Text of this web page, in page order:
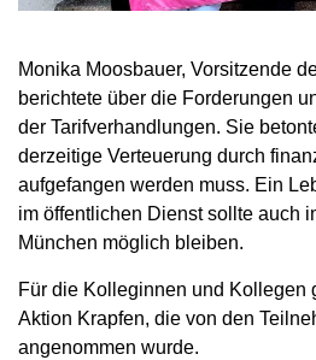
Monika Moosbauer, Vorsitzende
berichtete über die Forderungen
der Tarifverhandlungen. Sie
derzeitige Verteuerung durch
aufgefangen werden muss. Ein
im öffentlichen Dienst sollte auch
München möglich bleiben.
Für die Kolleginnen und Kollegen
Aktion Krapfen, die von den
angenommen wurde.